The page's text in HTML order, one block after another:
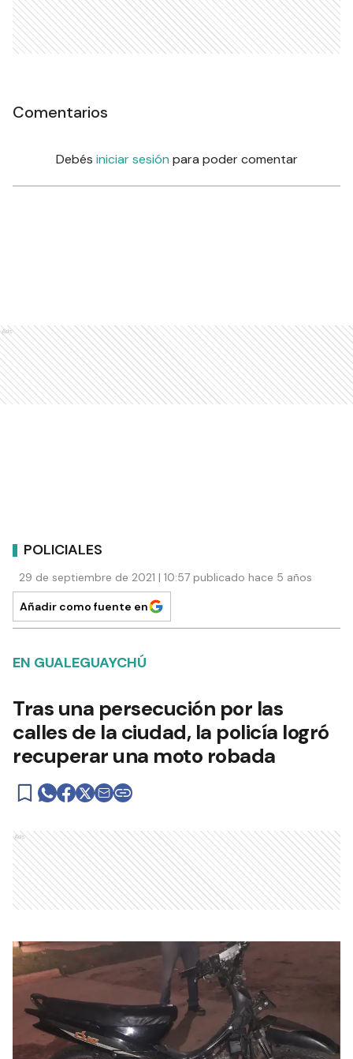
Comentarios
Debés iniciar sesión para poder comentar
Ads
POLICIALES
29 de septiembre de 2021 | 10:57 publicado hace 5 años
Añadir como fuente en
EN GUALEGUAYCHÚ
Tras una persecución por las
calles de la ciudad, la policía logró
recuperar una moto robada
Ads